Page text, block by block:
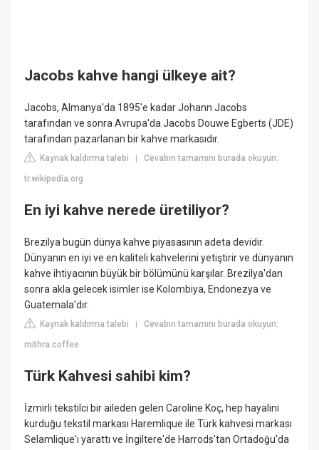
Jacobs kahve hangi ülkeye ait?
Jacobs, Almanya'da 1895'e kadar Johann Jacobs
tarafından ve sonra Avrupa'da Jacobs Douwe Egberts (JDE)
tarafından pazarlanan bir kahve markasıdır.
Kaynak kaldırma talebi |Cevabın tamamını burada okuyun:
tr.wikipedia.org
En iyi kahve nerede üretiliyor?
Brezilya bugün dünya kahve piyasasının adeta devidir.
Dünyanın en iyi ve en kaliteli kahvelerini yetiştirir ve dünyanın
kahve ihtiyacının büyük bir bölümünü karşılar. Brezilya'dan
sonra akla gelecek isimler ise Kolombiya, Endonezya ve
Guatemala'dır.
Kaynak kaldırma talebi |Cevabın tamamını burada okuyun:
mithra.coffee
Türk Kahvesi sahibi kim?
İzmirli tekstilci bir aileden gelen Caroline Koç, hep hayalini
kurduğu tekstil markası Haremlique ile Türk kahvesi markası
Selamlique'ı yarattı ve İngiltere'de Harrods'tan Ortadoğu'da